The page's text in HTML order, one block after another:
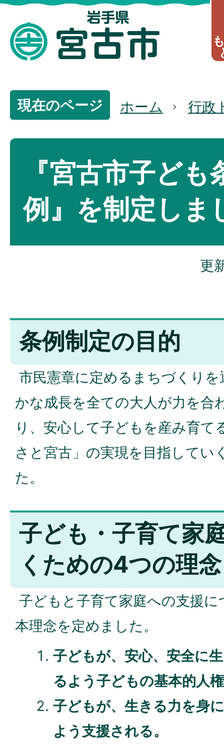
現在のページ ホーム 行政
『宮古市子ども
例』を制定しま
更
条例制定の目的
市民憲章に定めるまちづくり
かな成長を全ての大人が力を合
り、安心して子どもを産み育て
さと宮古」の実現を目指してい
た。
子ども・子育て家
くための4つの理念
子どもと子育て家庭への支援
本理念を定めました。
子どもが、安心、安全に
るよう子どもの基本的人
子どもが、生きる力を身
よう支援される。